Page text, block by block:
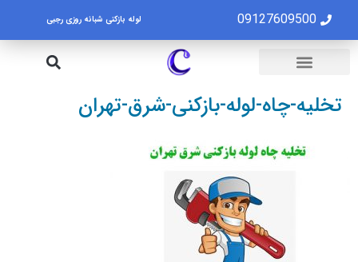
09127609500 لوله بازکنی شبانه روزی رجبی
تخلیه-چاه-لوله-بازکنی-شرق-تهران